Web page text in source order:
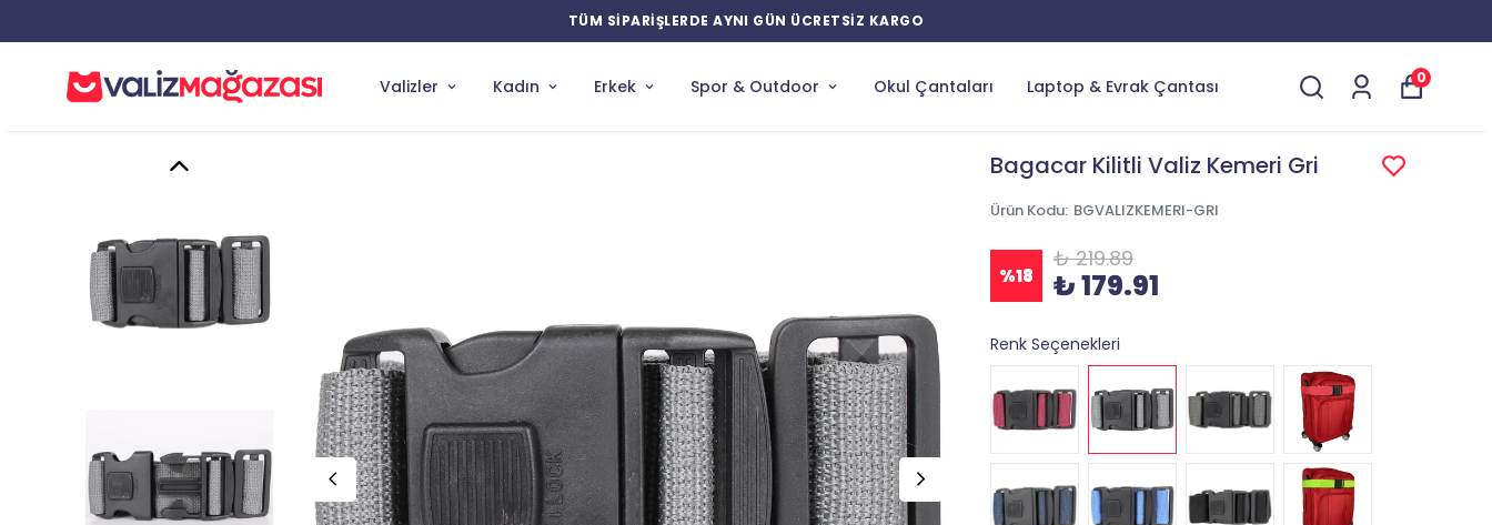
YENİ ÜRÜNLERDE ÖZEL İNDİRİMLER
Valizler Kadın Erkek Spor & Outdoor Okul Çantaları Laptop & Evrak Çantası 0
Bagacar Kilitli Valiz Kemeri Gri
Ürün Kodu: BGVALIZKEMERI-GRI
%18
₺ 219.89
₺ 179.91
Renk Seçenekleri